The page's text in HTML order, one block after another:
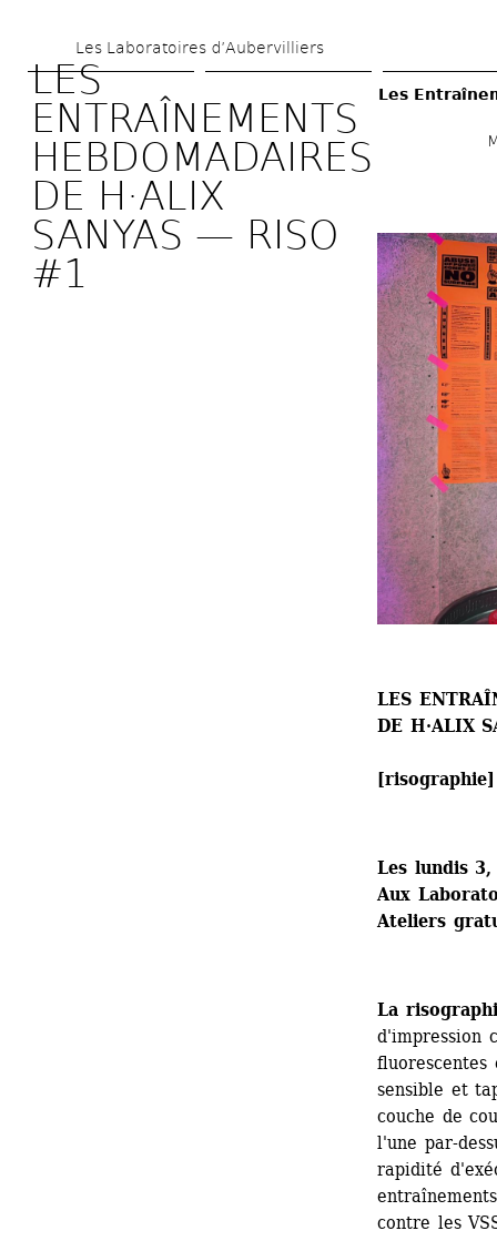
to
content
Les Laboratoires d’Aubervilliers
LES
ENTRAÎNEMENTS
HEBDOMADAIRES
DE H·ALIX
SANYAS — RISO
#1
Les
LES
DE H·ALIX
[risographie]
Les lundis
Aux
Ateliers
La
d'impression
sensible et
couche de
l'une par-
rapidité
contre les